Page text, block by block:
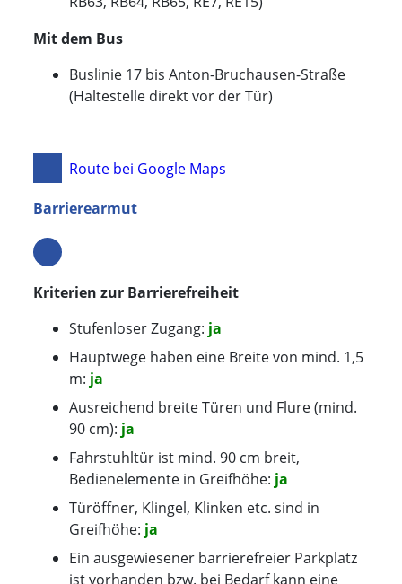
Mit dem Bus
Buslinie 17 bis Anton-Bruch­au­sen-Straße
(Halte­stelle direkt vor der Tür)
Route bei Google Maps
Barrierearmut
Kriterien zur Barrierefreiheit
Stufenloser Zugang: ja
Hauptwege haben eine Breite von mind. 1,5
m: ja
Ausreichend breite Türen und Flure (mind.
90 cm): ja
Fahrstuhltür ist mind. 90 cm breit,
Bedienelemente in Greifhöhe: ja
Türöffner, Klingel, Klinken etc. sind in
Greifhöhe: ja
Ein ausgewiesener barrierefreier Parkplatz
ist vorhanden bzw. bei Bedarf kann eine